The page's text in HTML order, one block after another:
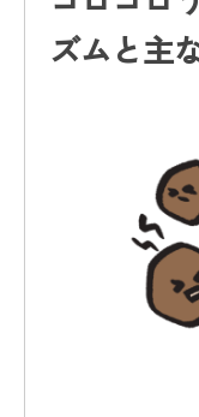
ズムと主